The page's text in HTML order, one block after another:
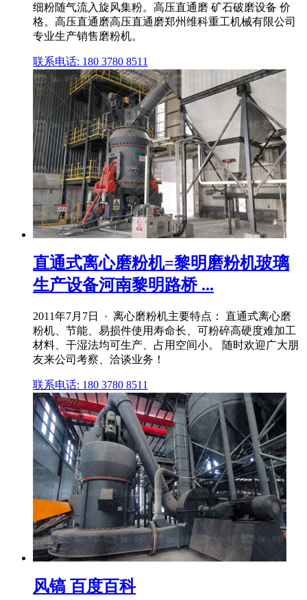
细粉随气流入旋风集粉。高压直通磨 矿石破磨设备 价
格。高压直通磨高压直通磨郑州维科重工机械有限公司
专业生产销售磨粉机。
联系电话: 180 3780 8511
直通式离心磨粉机=黎明磨粉机玻璃
生产设备河南黎明路桥 ...
2011年7月7日 · 离心磨粉机主要特点： 直通式离心磨
粉机、节能、易损件使用寿命长、可粉碎高硬度难加工
材料、干湿法均可生产、占用空间小。 随时欢迎广大朋
友来公司考察、洽谈业务！
联系电话: 180 3780 8511
风镐 百度百科